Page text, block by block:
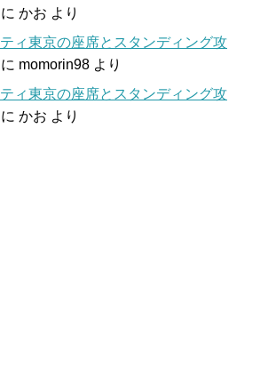
に かお より
ィ東京の座席とスタンディング攻
に momorin98 より
ィ東京の座席とスタンディング攻
に かお より